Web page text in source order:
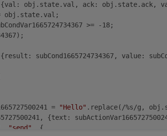
obj.state.val, ack: obj.state.ack,
obj.state.val;
>= -18;
subCond1665724734367, value:
=
"Hello" .replace(/%s/g,
{text:
"send"
, {